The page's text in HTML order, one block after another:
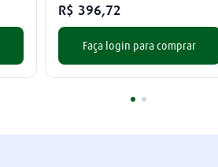
R$ 396,72
Faça login para comprar